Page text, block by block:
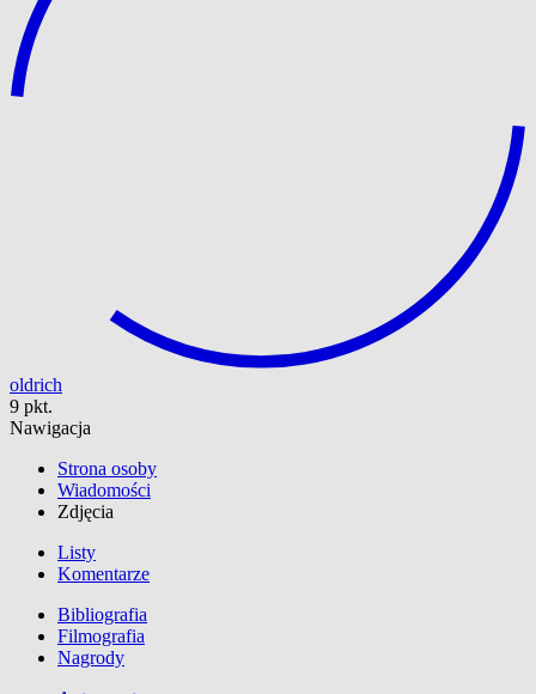
oldrich
9 pkt.
Nawigacja
Strona osoby
Wiadomości
Zdjęcia
Listy
Komentarze
Bibliografia
Filmografia
Nagrody